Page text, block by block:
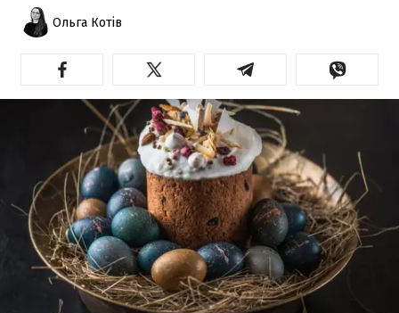
Ольга Котів